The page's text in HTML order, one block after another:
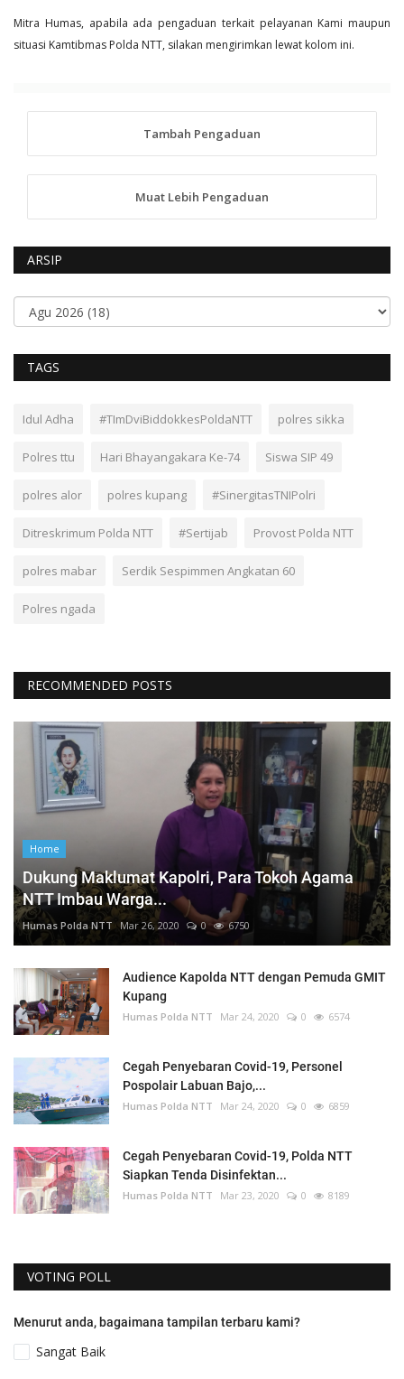
Mitra Humas, apabila ada pengaduan terkait pelayanan Kami maupun
situasi Kamtibmas Polda NTT, silakan mengirimkan lewat kolom ini.
Tambah Pengaduan
Muat Lebih Pengaduan
ARSIP
TAGS
Idul Adha #TImDviBiddokkesPoldaNTT polres sikka
Polres ttu Hari Bhayangakara Ke-74 Siswa SIP 49
polres alor polres kupang #SinergitasTNIPolri
Ditreskrimum Polda NTT #Sertijab Provost Polda NTT
polres mabar Serdik Sespimmen Angkatan 60
Polres ngada
RECOMMENDED POSTS
Home
Dukung Maklumat Kapolri, Para Tokoh Agama
NTT Imbau Warga...
Humas Polda NTT Mar 26, 2020 0 6750
Audience Kapolda NTT dengan Pemuda GMIT
Kupang
Humas Polda NTT Mar 24, 2020 0 6574
Cegah Penyebaran Covid-19, Personel
Pospolair Labuan Bajo,...
Humas Polda NTT Mar 24, 2020 0 6859
Cegah Penyebaran Covid-19, Polda NTT
Siapkan Tenda Disinfektan...
Humas Polda NTT Mar 23, 2020 0 8189
VOTING POLL
Menurut anda, bagaimana tampilan terbaru kami?
Sangat Baik